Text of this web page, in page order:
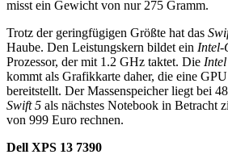
misst ein Gewicht von nur 275 Gramm.
Trotz der geringfügigen Größte hat das
Haube. Den Leistungskern bildet ein Intel-
Prozessor, der mit 1.2 GHz taktet. Die
kommt als Grafikkarte daher, die eine
bereitstellt. Der Massenspeicher liegt bei
Swift 5 als nächstes Notebook in Betracht
von 999 Euro rechnen.
Dell XPS 13 7390